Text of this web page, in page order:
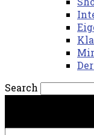
Search